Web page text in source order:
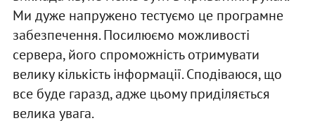
Ми дуже напружено тестуємо це програмне
забезпечення. Посилюємо можливості
сервера, його спроможність отримувати
велику кількість інформації. Сподіваюся, що
все буде гаразд, адже цьому приділяється
велика увага.